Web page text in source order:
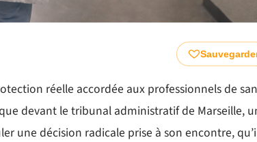
réelle accordée aux professionnels de
devant le tribunal administratif de Marseille,
une décision radicale prise à son encontre,